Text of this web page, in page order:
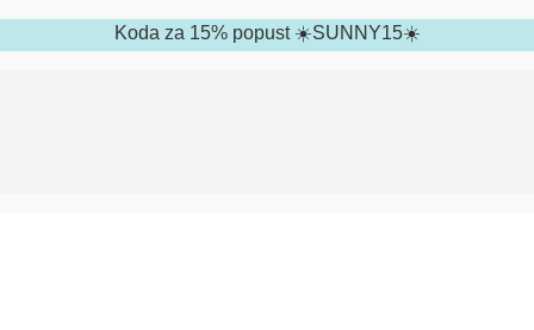
Koda za 15% popust ☀️SUNNY15☀️